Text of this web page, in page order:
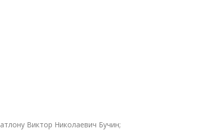
Виктор Николаевич Бучин;